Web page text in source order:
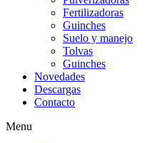
Fertilizadoras
Guinches
Suelo y manejo
Tolvas
Guinches
Novedades
Descargas
Contacto
Menu